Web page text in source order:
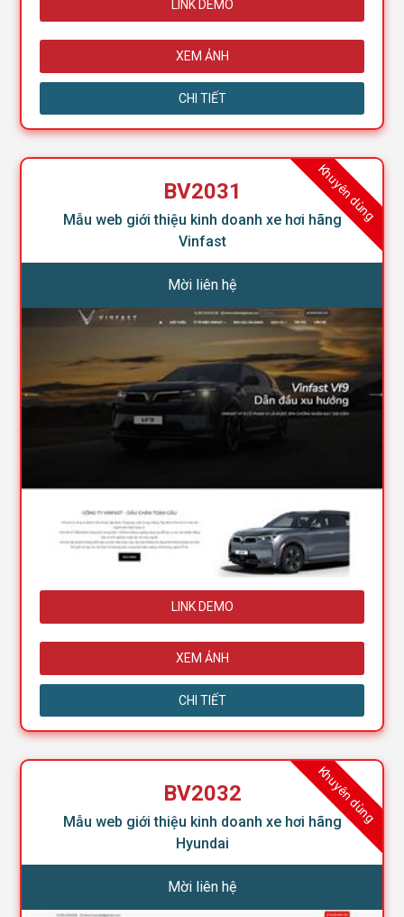
LINK DEMO
XEM ẢNH
CHI TIẾT
Khuyên dùng
BV2031
Mẫu web giới thiệu kinh doanh xe hơi hãng
Vinfast
Mời liên hệ
LINK DEMO
XEM ẢNH
CHI TIẾT
Khuyên dùng
BV2032
Mẫu web giới thiệu kinh doanh xe hơi hãng
Hyundai
Mời liên hệ